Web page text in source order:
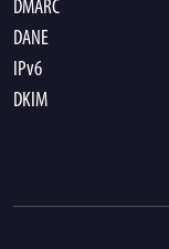
DMARC
DANE
IPv6
DKIM